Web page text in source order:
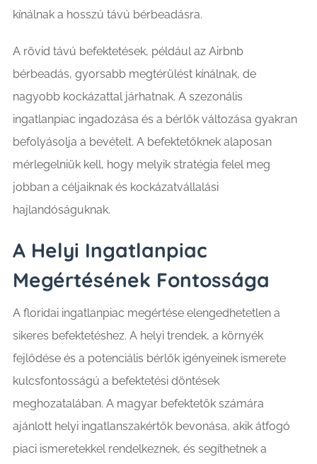
kínálnak a hosszú távú bérbeadásra.
A rövid távú befektetések, például az Airbnb
bérbeadás, gyorsabb megtérülést kínálnak, de
nagyobb kockázattal járhatnak. A szezonális
ingatlanpiac ingadozása és a bérlők változása gyakran
befolyásolja a bevételt. A befektetőknek alaposan
mérlegelniük kell, hogy melyik stratégia felel meg
jobban a céljaiknak és kockázatvállalási
hajlandóságuknak.
A Helyi Ingatlanpiac
Megértésének Fontossága
A floridai ingatlanpiac megértése elengedhetetlen a
sikeres befektetéshez. A helyi trendek, a környék
fejlődése és a potenciális bérlők igényeinek ismerete
kulcsfontosságú a befektetési döntések
meghozatalában. A magyar befektetők számára
ajánlott helyi ingatlanszakértők bevonása, akik átfogó
piaci ismeretekkel rendelkeznek, és segíthetnek a